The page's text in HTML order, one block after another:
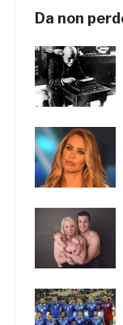
Da non